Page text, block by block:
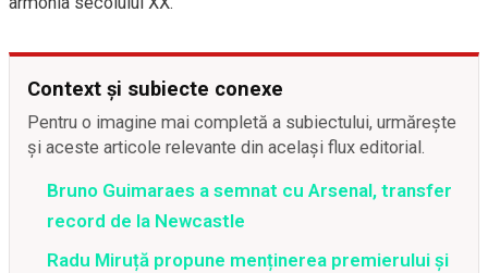
Context și subiecte conexe
Pentru o imagine mai completă a subiectului, urmărește
și aceste articole relevante din același flux editorial.
Bruno Guimaraes a semnat cu Arsenal, transfer
record de la Newcastle
Radu Miruță propune menținerea premierului și